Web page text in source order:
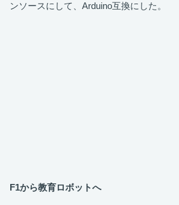
ンソースにして、Arduino互換にした。
F1から教育ロボットへ